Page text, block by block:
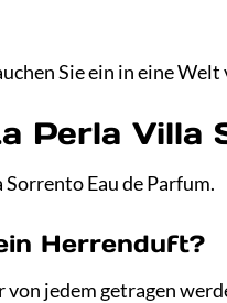
Sie ein in eine
Perla Villa
Eau de Parfum.
Herrenduft?
von jedem getragen